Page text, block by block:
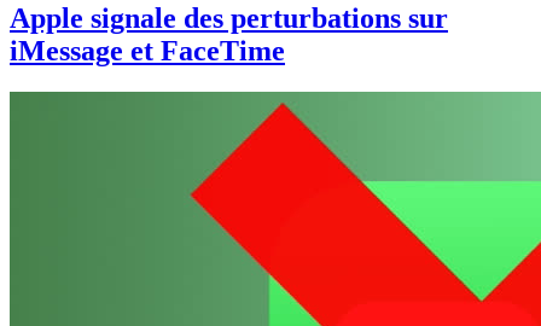
Apple signale des perturbations sur
iMessage et FaceTime